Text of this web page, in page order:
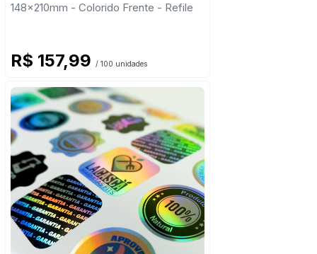
148x210mm - Colorido Frente - Refile
R$ 157,99 / 100 unidades